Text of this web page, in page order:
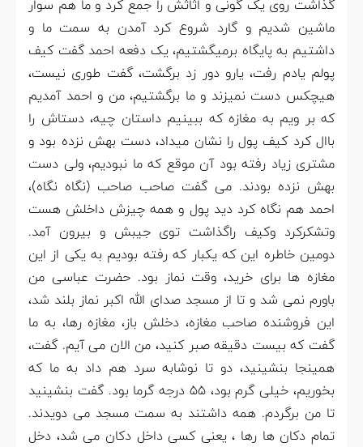
گذاشت روی یک گونی و اثاثش را جمع کرد و ما هم سوار
ماشین شدیم و گارد شروع کرد آمدن به سمت ما و
داشتیم به پایگاه برمیگشتیم، یک دفعه احمد گفت کیف
پولم یادم رفت، یارو دور زد برگشت، گفت طوری نیست،
هیچکس دست نمیزند و ما برگشتیم، من و احمد آمدیم
که بر ویم به مغازه که ببینیم داستان چیه، دستاش را
باال کرد کیف پول را نشان میداد، دست بهش نزده بود و
مشتری زیاد رفته بود آن موقع که ما نبودیم، ولی دست
بهش نزده بودند. می گفت صاحب صاحب (نگاه نگاه)،
احمد هم نگاه کرد دید پول و همه چیزش داخلش هست
وتشکرکرد وکیف راگذاشت توی جیبش و بیرون آمد.
دومین خاطره این که یکبار که رفته بودیم به یکی از این
مغازه ها برای خرید، وقت نماز بود. حضرت عباسی من
باورم نمی شد و تا از مسجد صدای الله اکبر نماز بلند شد،
این فروشنده صاحب مغازه، دخلش باز، مغازه رها، به ما
گفت که بیست دقیقه صبر کنید، من الان می آیم. گفت،
همینجا بنشینید، دو تا نوشابه سرد هم داد به ما که
بخوریم، خیلی گرم بود، ۵۵ درجه گرما بود. گفت بنشینید
تا من برگردم. همه داشتند به سمت مسجد می دویدند.
تمام دکان ها رها ، یعنی کسی داخل دکان می شد، دخل